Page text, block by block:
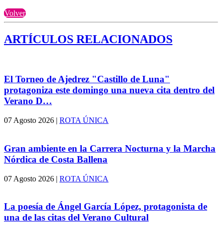
Volver
ARTÍCULOS RELACIONADOS
El Torneo de Ajedrez "Castillo de Luna"
protagoniza este domingo una nueva cita dentro del
Verano D…
07 Agosto 2026 | ROTA ÚNICA
Gran ambiente en la Carrera Nocturna y la Marcha
Nórdica de Costa Ballena
07 Agosto 2026 | ROTA ÚNICA
La poesía de Ángel García López, protagonista de
una de las citas del Verano Cultural